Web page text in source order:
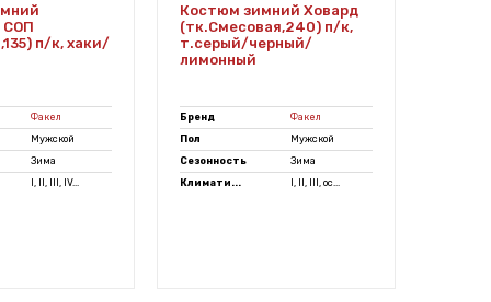
СОП
п/к, хаки/
Факел
Мужской
Зима
I, II, III, IV...
Костюм зимний Ховард
(тк.Смесовая,240) п/к,
т.серый/черный/
лимонный
Бренд
Факел
Пол
Мужской
Сезонность
Зима
Климати...
I, II, III, ос...